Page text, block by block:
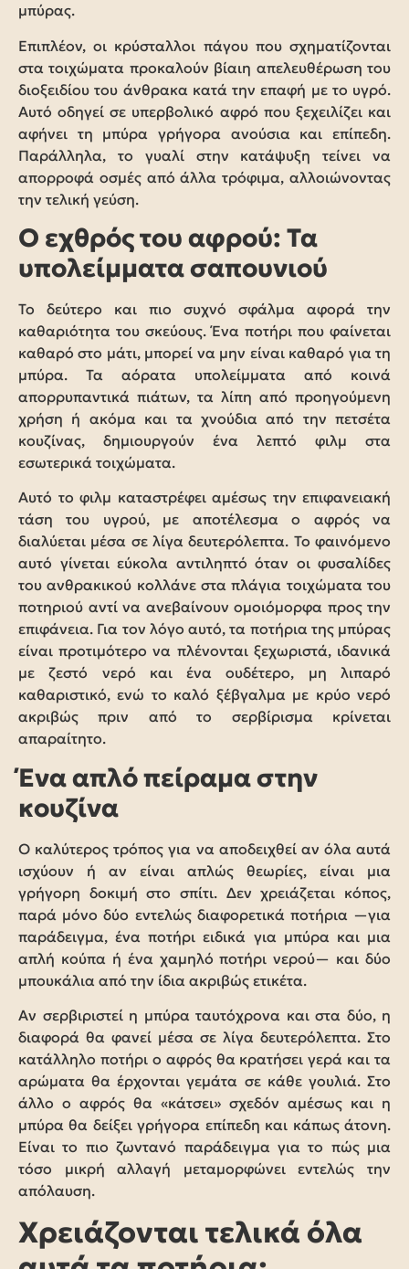
μπύρας.
Επιπλέον, οι κρύσταλλοι πάγου που σχηματίζονται
στα τοιχώματα προκαλούν βίαιη απελευθέρωση του
διοξειδίου του άνθρακα κατά την επαφή με το υγρό.
Αυτό οδηγεί σε υπερβολικό αφρό που ξεχειλίζει και
αφήνει τη μπύρα γρήγορα ανούσια και επίπεδη.
Παράλληλα, το γυαλί στην κατάψυξη τείνει να
απορροφά οσμές από άλλα τρόφιμα, αλλοιώνοντας
την τελική γεύση.
Ο εχθρός του αφρού: Τα
υπολείμματα σαπουνιού
Το δεύτερο και πιο συχνό σφάλμα αφορά την
καθαριότητα του σκεύους. Ένα ποτήρι που φαίνεται
καθαρό στο μάτι, μπορεί να μην είναι καθαρό για τη
μπύρα. Τα αόρατα υπολείμματα από κοινά
απορρυπαντικά πιάτων, τα λίπη από προηγούμενη
χρήση ή ακόμα και τα χνούδια από την πετσέτα
κουζίνας, δημιουργούν ένα λεπτό φιλμ στα
εσωτερικά τοιχώματα.
Αυτό το φιλμ καταστρέφει αμέσως την επιφανειακή
τάση του υγρού, με αποτέλεσμα ο αφρός να
διαλύεται μέσα σε λίγα δευτερόλεπτα. Το φαινόμενο
αυτό γίνεται εύκολα αντιληπτό όταν οι φυσαλίδες
του ανθρακικού κολλάνε στα πλάγια τοιχώματα του
ποτηριού αντί να ανεβαίνουν ομοιόμορφα προς την
επιφάνεια. Για τον λόγο αυτό, τα ποτήρια της μπύρας
είναι προτιμότερο να πλένονται ξεχωριστά, ιδανικά
με ζεστό νερό και ένα ουδέτερο, μη λιπαρό
καθαριστικό, ενώ το καλό ξέβγαλμα με κρύο νερό
ακριβώς πριν από το σερβίρισμα κρίνεται
απαραίτητο.
Ένα απλό πείραμα στην
κουζίνα
Ο καλύτερος τρόπος για να αποδειχθεί αν όλα αυτά
ισχύουν ή αν είναι απλώς θεωρίες, είναι μια
γρήγορη δοκιμή στο σπίτι. Δεν χρειάζεται κόπος,
παρά μόνο δύο εντελώς διαφορετικά ποτήρια —για
παράδειγμα, ένα ποτήρι ειδικά για μπύρα και μια
απλή κούπα ή ένα χαμηλό ποτήρι νερού— και δύο
μπουκάλια από την ίδια ακριβώς ετικέτα.
Αν σερβιριστεί η μπύρα ταυτόχρονα και στα δύο, η
διαφορά θα φανεί μέσα σε λίγα δευτερόλεπτα. Στο
κατάλληλο ποτήρι ο αφρός θα κρατήσει γερά και τα
αρώματα θα έρχονται γεμάτα σε κάθε γουλιά. Στο
άλλο ο αφρός θα «κάτσει» σχεδόν αμέσως και η
μπύρα θα δείξει γρήγορα επίπεδη και κάπως άτονη.
Είναι το πιο ζωντανό παράδειγμα για το πώς μια
τόσο μικρή αλλαγή μεταμορφώνει εντελώς την
απόλαυση.
Χρειάζονται τελικά όλα